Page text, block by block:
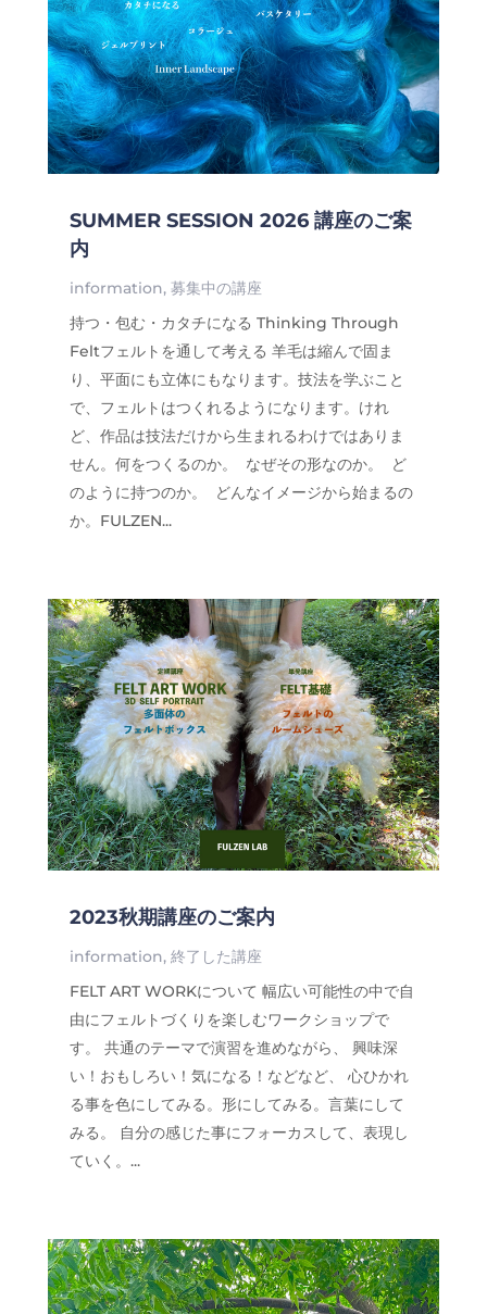
SUMMER SESSION 2026 講座のご案
内
information, 募集中の講座
持つ・包む・カタチになる Thinking Through
Feltフェルトを通して考える 羊毛は縮んで固ま
り、平面にも立体にもなります。技法を学ぶこと
で、フェルトはつくれるようになります。けれ
ど、作品は技法だけから生まれるわけではありま
せん。何をつくるのか。 なぜその形なのか。 ど
のように持つのか。 どんなイメージから始まるの
か。FULZEN...
2023秋期講座のご案内
information, 終了した講座
FELT ART WORKについて 幅広い可能性の中で自
由にフェルトづくりを楽しむワークショップで
す。 共通のテーマで演習を進めながら、 興味深
い！おもしろい！気になる！などなど、 心ひかれ
る事を色にしてみる。形にしてみる。言葉にして
みる。 自分の感じた事にフォーカスして、表現し
ていく。...